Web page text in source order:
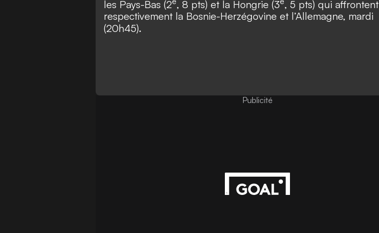
les Pays-Bas (2 , 8 pts) et la Hongrie (3 , 5 pts) qui affrontent
respectivement la Bosnie-Herzégovine et l’Allemagne, mardi
(20h45).
Publicité